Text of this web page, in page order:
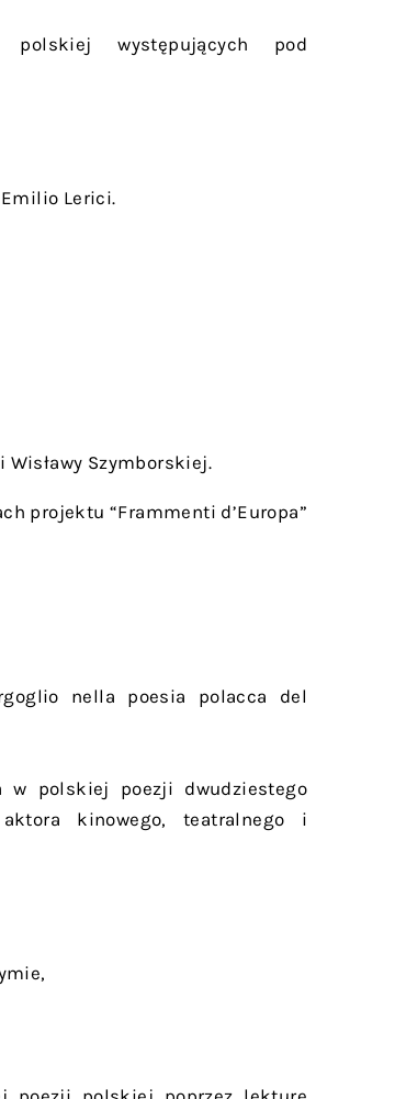
polskiej występujących pod
Lerici.
Szymborskiej.
projektu “Frammenti d’Europa”
nella poesia polacca del
w polskiej poezji dwudziestego
kinowego, teatralnego i